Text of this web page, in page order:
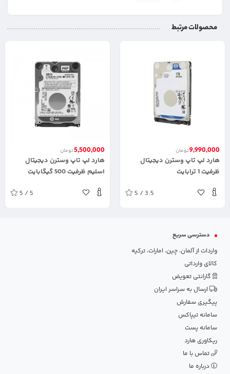
محصولات مرتبط
9,990,000تومان
هارد لپ تاپ وسترن دیجیتال
ظرفیت 1 ترابایت
5 / 3.5
5,500,000تومان
هارد لپ تاپ وسترن دیجیتال
اسلیم ظرفیت 500 گیگابایت
5 / 5
دسترسی سریع
واردات از آلمان، چین، امارات، ترکیه
کالای وارداتی
گارانتی تعویض
ارسال به سراسر ایران
پیگیری سفارش
سامانه تیپاکس
سامانه پست
ریکاوری هارد
تماس با ما
درباره ما